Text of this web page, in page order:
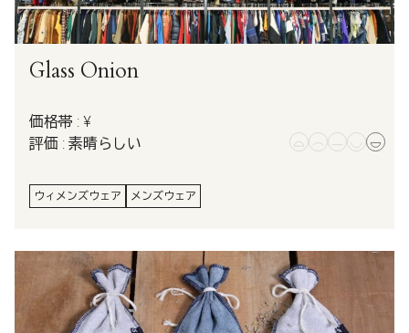
Glass Onion
価格帯 : ¥
評価 : 素晴らしい
ウィメンズウェア メンズウェア